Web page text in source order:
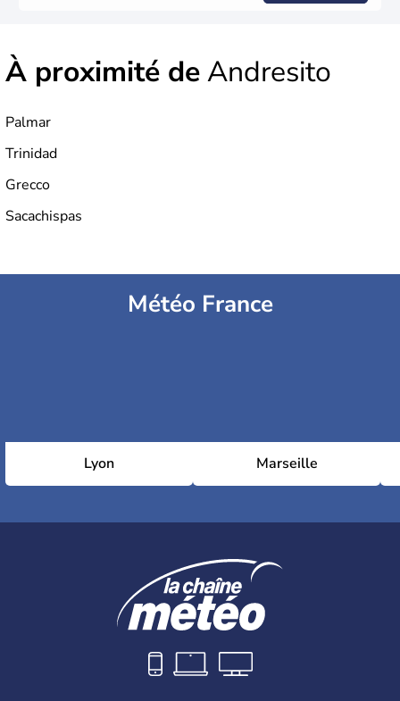
À proximité deAndresito
Palmar
Trinidad
Grecco
Sacachispas
Météo France
Lyon Marseille